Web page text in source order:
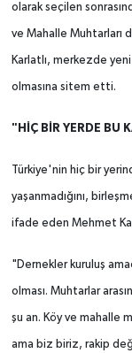
olarak seçilen
ve Mahalle Muhtarları
Karlatlı, merkezde
olmasına sitem etti.
"HİÇ BİR YERDE BU
Türkiye'nin hiç bir
yaşanmadığını,
ifade eden Mehmet
"Dernekler kuruluş
olması. Muhtarlar
şu an. Köy ve mahalle
ama biz biriz, rakip